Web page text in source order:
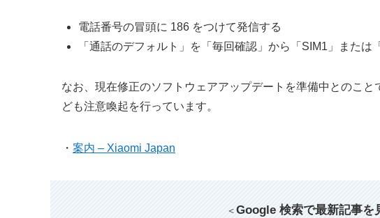
電話番号の冒頭に 186 をつけて発信する
「通話のデフォルト」を「毎回確認」から「SIM1」または
なお、現在修正のソフトウェアアップデートを準備中とのこと
ども注意喚起を行っています。
・ 案内 – Xiaomi Japan
＜Google 検索で最新記事を